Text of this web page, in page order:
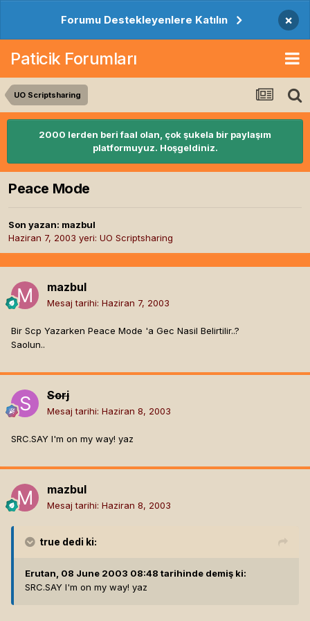
Forumu Destekleyenlere Katılın ×
Paticik Forumları
UO Scriptsharing
2000 lerden beri faal olan, çok şukela bir paylaşım
platformuyuz. Hoşgeldiniz.
Peace Mode
Son yazan: mazbul
Haziran 7, 2003 yeri: UO Scriptsharing
mazbul
Mesaj tarihi: Haziran 7, 2003
Bir Scp Yazarken Peace Mode 'a Gec Nasil Belirtilir..?
Saolun..
Sorj
Mesaj tarihi: Haziran 8, 2003
SRC.SAY I'm on my way! yaz
mazbul
Mesaj tarihi: Haziran 8, 2003
true dedi ki:
Erutan, 08 June 2003 08:48 tarihinde demiş ki:
SRC.SAY I'm on my way! yaz